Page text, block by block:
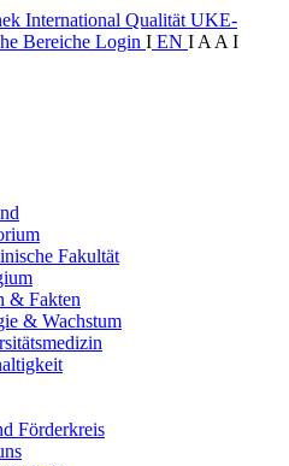
International Qualität UKE-
Bereiche Login I EN I A A I
Fakultät
& Fakten
& Wachstum
Förderkreis